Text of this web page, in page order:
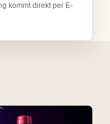
kommt direkt per E-